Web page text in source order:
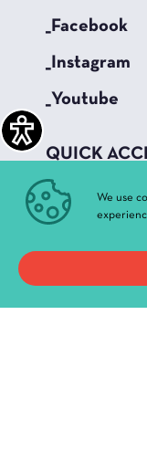
_Facebook
_Instagram
_Youtube
QUICK
Current
Archive
History
Buildings and
We use